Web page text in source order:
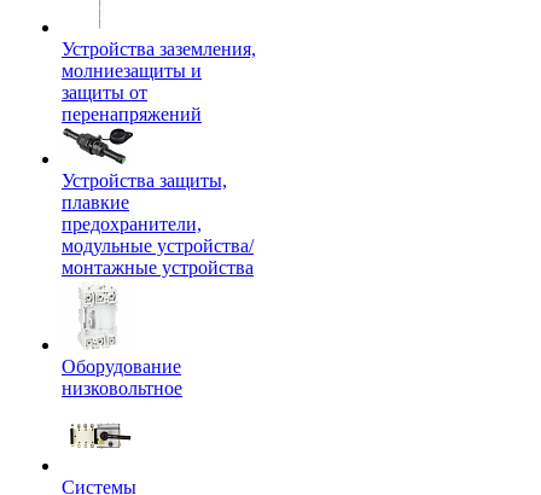
Устройства заземления,
молниезащиты и
защиты от
перенапряжений
Устройства защиты,
плавкие
предохранители,
модульные устройства/
монтажные устройства
Оборудование
низковольтное
Системы